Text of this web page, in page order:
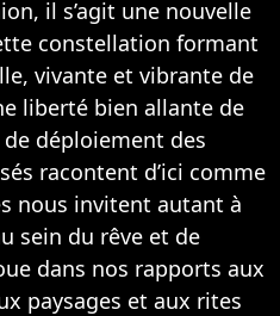
il s’agit une nouvelle
constellation formant
vivante et vibrante de
liberté bien allante de
déploiement des
racontent d’ici comme
nous invitent autant à
sein du rêve et de
dans nos rapports aux
paysages et aux rites